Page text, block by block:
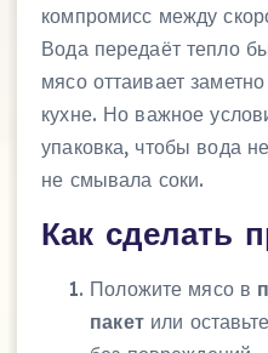
компромисс между
Вода передаёт тепло
мясо оттаивает
кухне. Но важное
упаковка, чтобы вода
не смывала соки.
Как сделать
Положите мясо в
пакетили